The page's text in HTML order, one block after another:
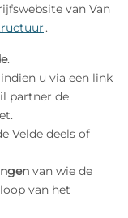
van Van
'.
.
indien u via een link
partner de
Velde deels of
van wie de
van het